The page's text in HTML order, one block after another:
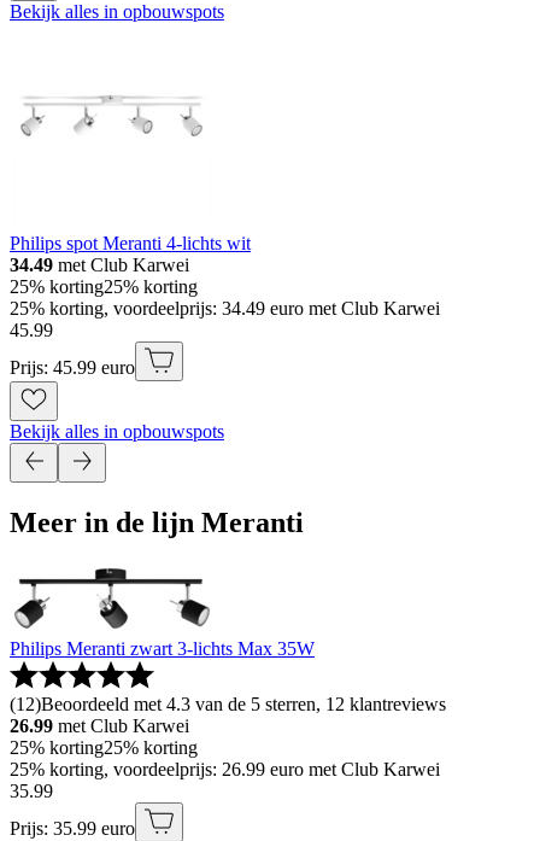
Bekijk alles in opbouwspots
Philips spot Meranti 4-lichts wit
34.49 met Club Karwei
25% korting25% korting
25% korting, voordeelprijs: 34.49 euro met Club Karwei
45.99
Prijs: 45.99 euro
Bekijk alles in opbouwspots
Meer in de lijn Meranti
Philips Meranti zwart 3-lichts Max 35W
(12)Beoordeeld met 4.3 van de 5 sterren, 12 klantreviews
26.99 met Club Karwei
25% korting25% korting
25% korting, voordeelprijs: 26.99 euro met Club Karwei
35.99
Prijs: 35.99 euro